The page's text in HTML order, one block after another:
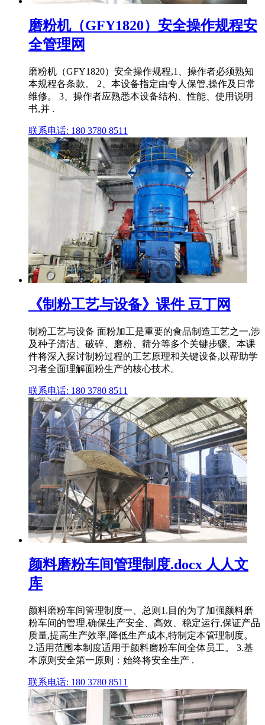
磨粉机（GFY1820）安全操作规程安
全管理网
磨粉机（GFY1820）安全操作规程,1、操作者必须熟知
本规程各条款。 2、本设备指定由专人保管,操作及日常
维修。 3、操作者应熟悉本设备结构、性能、使用说明
书,并 .
联系电话: 180 3780 8511
《制粉工艺与设备》课件 豆丁网
制粉工艺与设备 面粉加工是重要的食品制造工艺之一,涉
及种子清洁、破碎、磨粉、筛分等多个关键步骤。本课
件将深入探讨制粉过程的工艺原理和关键设备,以帮助学
习者全面理解面粉生产的核心技术。
联系电话: 180 3780 8511
颜料磨粉车间管理制度.docx 人人文
库
颜料磨粉车间管理制度 一、总则1.目的为了加强颜料磨
粉车间的管理,确保生产安全、高效、稳定运行,保证产品
质量,提高生产效率,降低生产成本,特制定本管理制度。
2.适用范围本制度适用于颜料磨粉车间全体员工。 3.基
本原则安全第一原则：始终将安全生产 .
联系电话: 180 3780 8511